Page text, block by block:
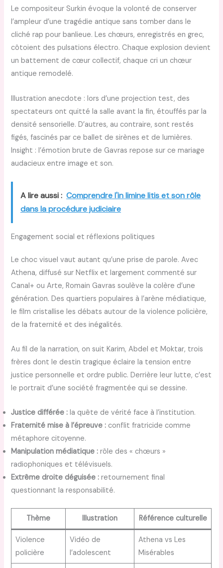
Le compositeur Surkin évoque la volonté de conserver
l’ampleur d’une tragédie antique sans tomber dans le
cliché rap pour banlieue. Les chœurs, enregistrés en grec,
côtoient des pulsations électro. Chaque explosion devient
un battement de cœur collectif, chaque cri un chœur
antique remodelé.
Illustration anecdote : lors d’une projection test, des
spectateurs ont quitté la salle avant la fin, étouffés par la
densité sensorielle. D’autres, au contraire, sont restés
figés, fascinés par ce ballet de sirènes et de lumières.
Insight : l’émotion brute de Gavras repose sur ce mariage
audacieux entre image et son.
A lire aussi : Comprendre l'in limine litis et son rôle
dans la procédure judiciaire
Engagement social et réflexions politiques
Le choc visuel vaut autant qu’une prise de parole. Avec
Athena, diffusé sur Netflix et largement commenté sur
Canal+ ou Arte, Romain Gavras soulève la colère d’une
génération. Des quartiers populaires à l’arène médiatique,
le film cristallise les débats autour de la violence policière,
de la fraternité et des inégalités.
Au fil de la narration, on suit Karim, Abdel et Moktar, trois
frères dont le destin tragique éclaire la tension entre
justice personnelle et ordre public. Derrière leur lutte, c’est
le portrait d’une société fragmentée qui se dessine.
Justice différée : la quête de vérité face à l’institution.
Fraternité mise à l’épreuve : conflit fratricide comme
métaphore citoyenne.
Manipulation médiatique : rôle des « chœurs »
radiophoniques et télévisuels.
Extrême droite déguisée : retournement final
questionnant la responsabilité.
Thème Illustration Référence culturelle
Violence
policière
Vidéo de
l’adolescent
Athena vs Les
Misérables